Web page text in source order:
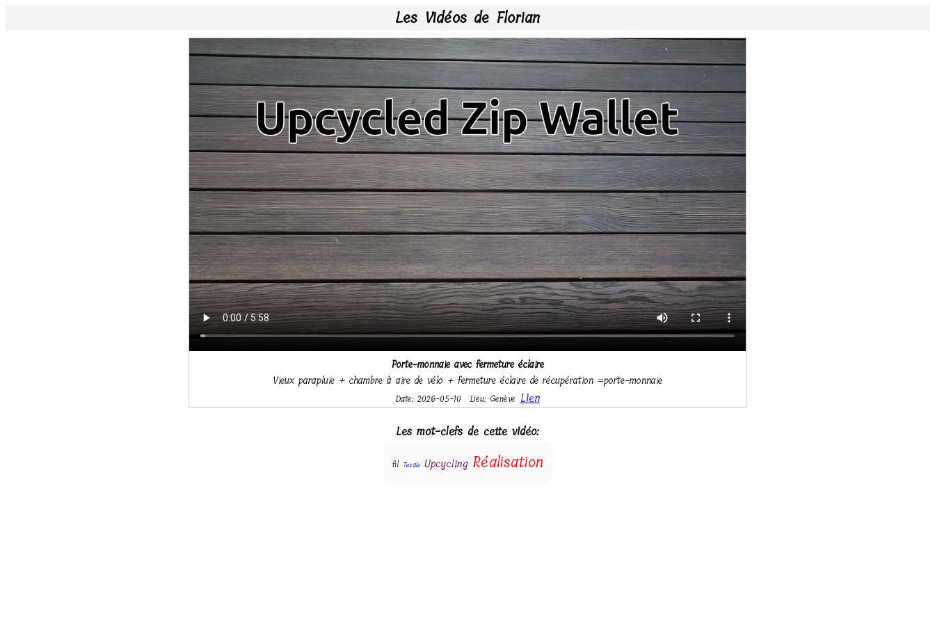
Les Vidéos de Florian
Porte-monnaie avec fermeture éclaire
Vieux parapluie + chambre à aire de vélo + fermeture éclaire de récupération =porte-monnaie
Date: 2026-05-10 Lieu: Genève Lien
Les mot-clefs de cette vidéo:
fil Textile Upcycling Réalisation